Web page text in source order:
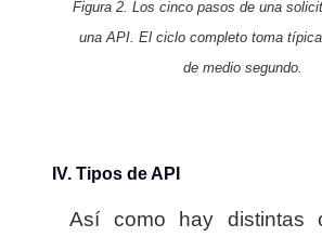
Figura 2. Los cinco pasos de una
una API. El ciclo completo toma
de medio segundo.
IV. Tipos de API
Así como hay distintas